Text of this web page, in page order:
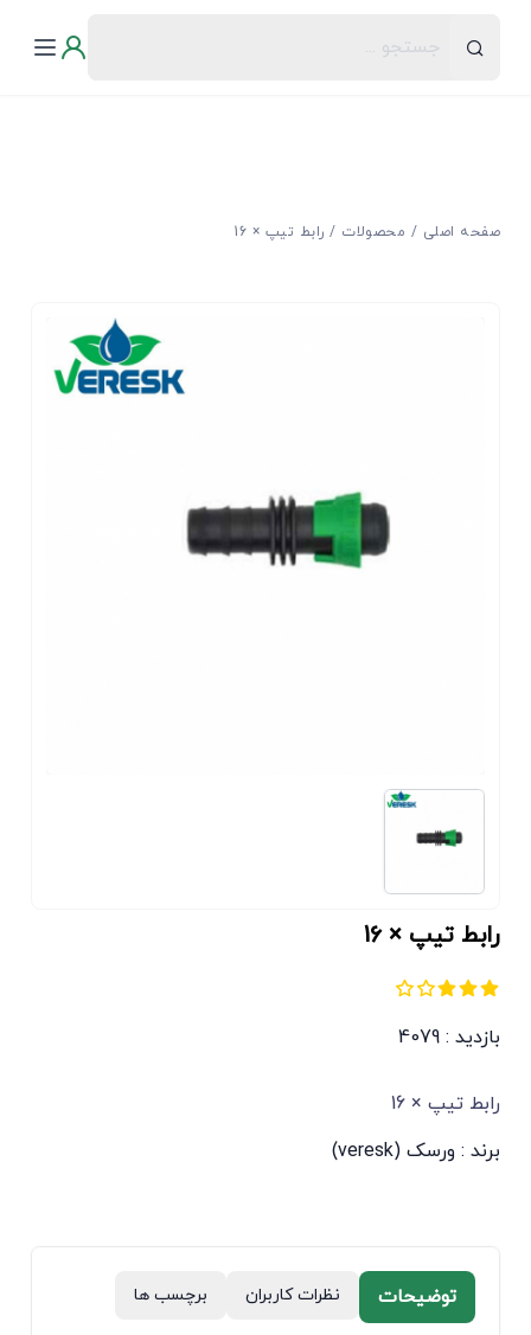
صفحه اصلی محصولات رابط تیپ × 16
رابط تیپ × 16
بازدید : 4079
رابط تیپ × 16
برند : ورسک (veresk)
توضیحات نظرات کاربران برچسب ها